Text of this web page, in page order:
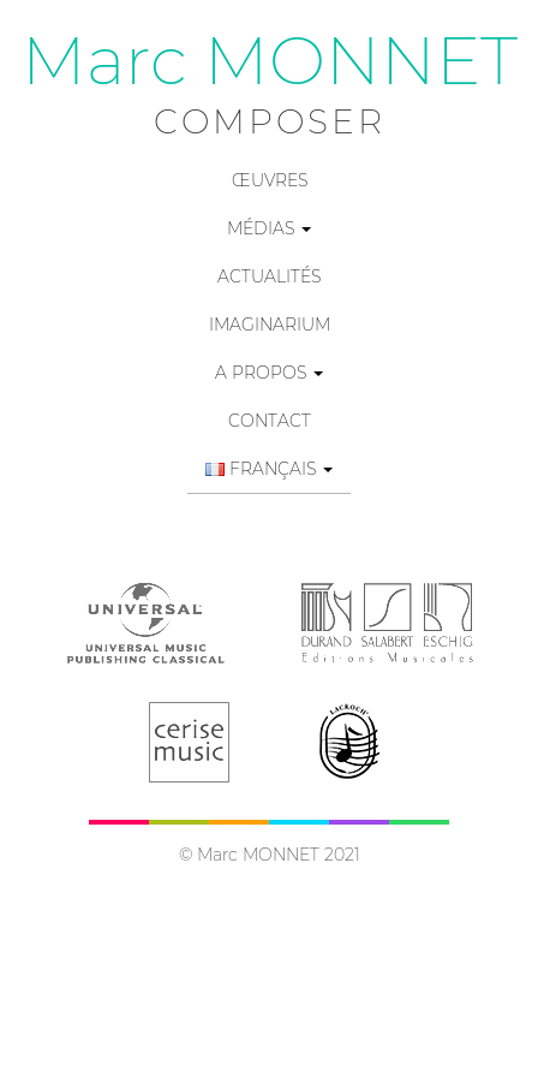
Marc MONNET
COMPOSER
ŒUVRES
MÉDIAS
ACTUALITÉS
IMAGINARIUM
A PROPOS
CONTACT
FRANÇAIS
© Marc MONNET 2021